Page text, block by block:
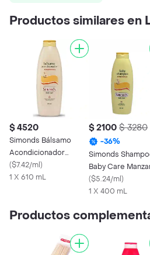
Productos similares en
$ 4520
Simonds Bálsamo
Acondicionador
Manzanilla Baby Care
($7.42/ml)
1 X 610 mL
$ 2100 $ 3280
-36%
Simonds
Baby Care
($5.24/ml)
1 X 400 mL
Productos